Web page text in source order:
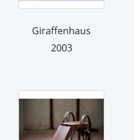
Giraffenhaus
2003